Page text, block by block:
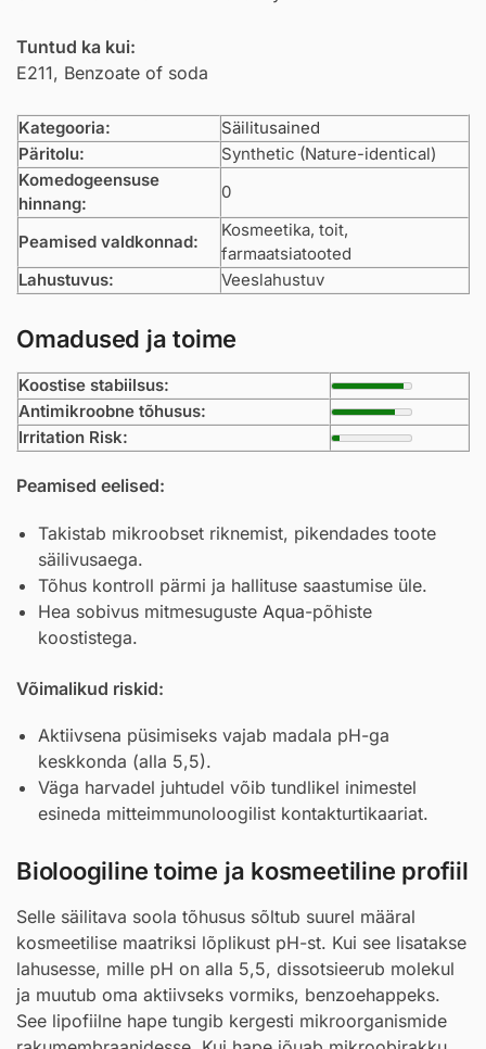
Tuntud ka kui:
E211, Benzoate of soda
Kategooria:
Säilitusained
Päritolu:
Synthetic (Nature-identical)
Komedogeensuse
hinnang:
0
Peamised valdkonnad:
Kosmeetika, toit,
farmaatsiatooted
Lahustuvus:
Veeslahustuv
Omadused ja toime
Koostise stabiilsus:
Antimikroobne tõhusus:
Irritation Risk:
Peamised eelised:
Takistab mikroobset riknemist, pikendades toote
säilivusaega.
Tõhus kontroll pärmi ja hallituse saastumise üle.
Hea sobivus mitmesuguste Aqua-põhiste
koostistega.
Võimalikud riskid:
Aktiivsena püsimiseks vajab madala pH-ga
keskkonda (alla 5,5).
Väga harvadel juhtudel võib tundlikel inimestel
esineda mitteimmunoloogilist kontakturtikaariat.
Bioloogiline toime ja kosmeetiline profiil
Selle säilitava soola tõhusus sõltub suurel määral
kosmeetilise maatriksi lõplikust pH-st. Kui see lisatakse
lahusesse, mille pH on alla 5,5, dissotsieerub molekul
ja muutub oma aktiivseks vormiks, benzoehappeks.
See lipofiilne hape tungib kergesti mikroorganismide